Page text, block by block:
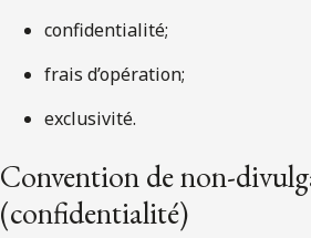
confidentialité;
frais d’opération;
exclusivité.
Convention de non-
(confidentialité)